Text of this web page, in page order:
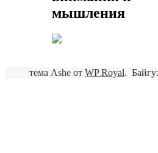
мышления
тема Ashe от WP Royal.